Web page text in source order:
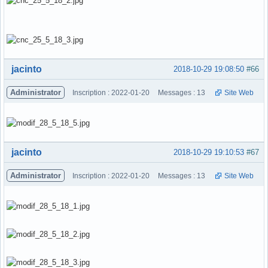
Hors ligne #66
2018-10-29 19:08:50
jacinto
Administrator Inscription : 2022-01-20 Messages : 13 Site Web
Hors ligne #67
2018-10-29 19:10:53
jacinto
Administrator Inscription : 2022-01-20 Messages : 13 Site Web